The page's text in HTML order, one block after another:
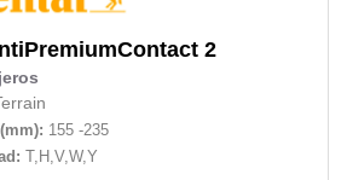
2
155 -235
T,H,V,W,Y